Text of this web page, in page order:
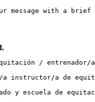
message with a
/
instructor/a de
y escuela de